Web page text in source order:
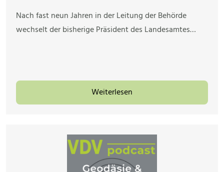
Nach fast neun Jahren in der Leitung der Behörde
wechselt der bisherige Präsident des Landesamtes…
Weiterlesen